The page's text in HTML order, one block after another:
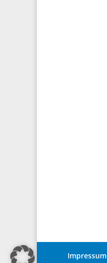
Impressum